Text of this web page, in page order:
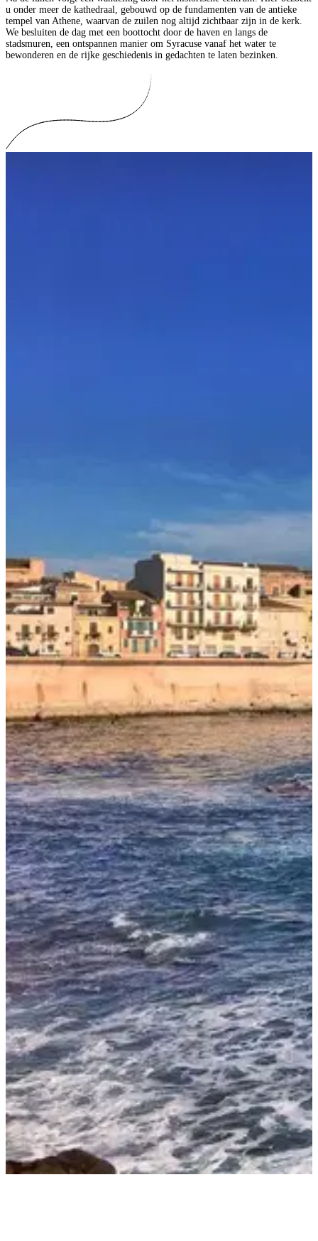
u onder meer de kathedraal, gebouwd op de fundamenten van de antieke
tempel van Athene, waarvan de zuilen nog altijd zichtbaar zijn in de kerk.
We besluiten de dag met een boottocht door de haven en langs de
stadsmuren, een ontspannen manier om Syracuse vanaf het water te
bewonderen en de rijke geschiedenis in gedachten te laten bezinken.